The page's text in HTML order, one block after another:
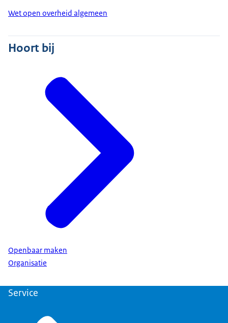
Wet open overheid algemeen
Hoort bij
Openbaar maken
Organisatie
Service